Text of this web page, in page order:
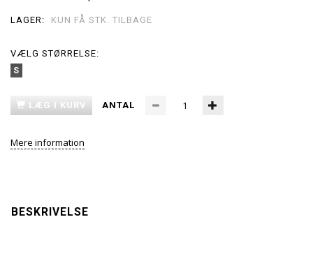
LAGER: KUN FÅ STK. TILBAGE
VÆLG STØRRELSE:
S
LÆG I KURV ANTAL
Mere information
BESKRIVELSE